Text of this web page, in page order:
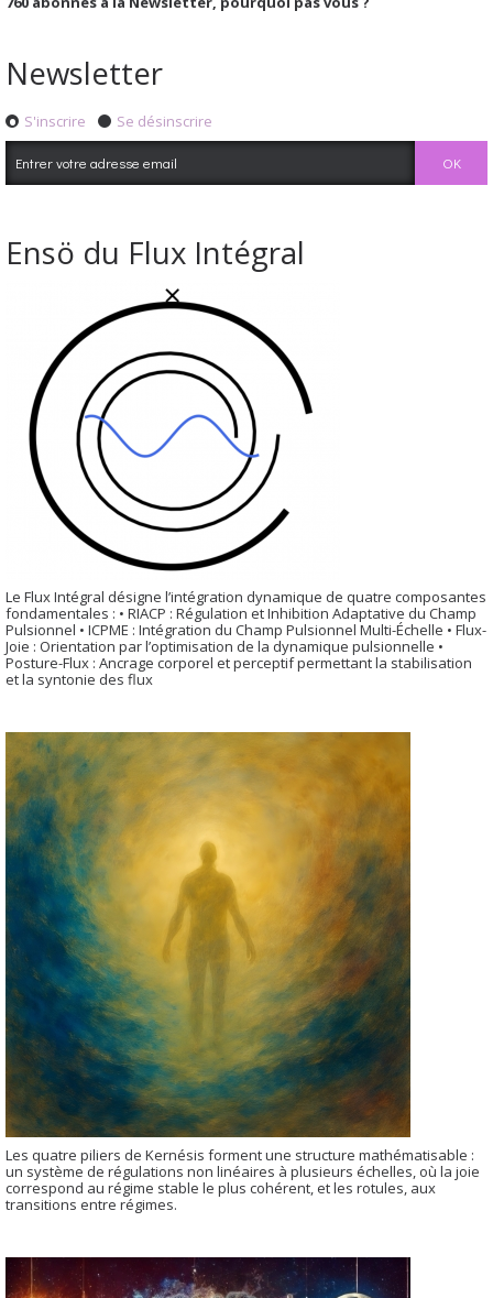
Newsletter
S'inscrire Se désinscrire
Ensö du Flux Intégral
Le Flux Intégral désigne l’intégration dynamique de quatre composantes
fondamentales : • RIACP : Régulation et Inhibition Adaptative du Champ
Pulsionnel • ICPME : Intégration du Champ Pulsionnel Multi-Échelle • Flux-
Joie : Orientation par l’optimisation de la dynamique pulsionnelle •
Posture-Flux : Ancrage corporel et perceptif permettant la stabilisation
et la syntonie des flux
Les quatre piliers de Kernésis forment une structure mathématisable :
un système de régulations non linéaires à plusieurs échelles, où la joie
correspond au régime stable le plus cohérent, et les rotules, aux
transitions entre régimes.